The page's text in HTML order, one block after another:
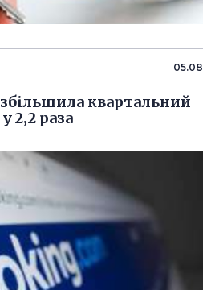
05.08
квартальний
2,2 раза